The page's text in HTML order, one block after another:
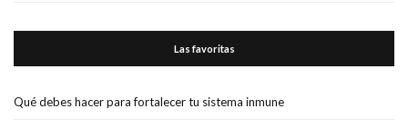
Las favoritas
Qué debes hacer para fortalecer tu sistema inmune